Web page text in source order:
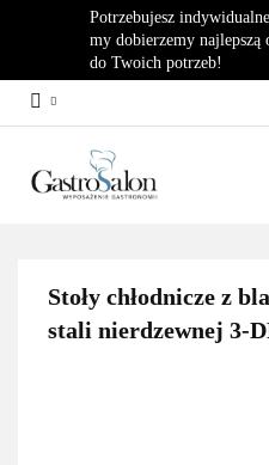
Potrzebujesz
my dobierzemy najlepszą
do Twoich potrzeb!
Stoły chłodnicze z
stali nierdzewnej 3-